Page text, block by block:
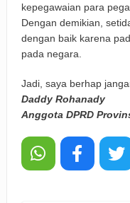
kepegawaian para
Dengan demikian,
dengan baik karena
pada negara.
Jadi, saya berhap
Daddy Rohanady
Anggota DPRD